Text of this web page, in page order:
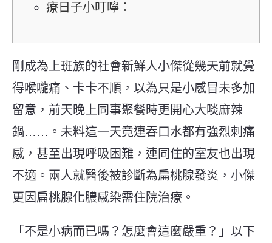
療日子小叮嚀：
剛成為上班族的社會新鮮人小傑從幾天前就覺
得喉嚨痛、卡卡不順，以為只是小感冒未多加
留意，前天晚上同事聚餐時更開心大啖麻辣
鍋……。未料這一天竟連吞口水都有強烈刺痛
感，甚至出現呼吸困難，連同住的室友也出現
不適。兩人就醫後被診斷為扁桃腺發炎，小傑
更因扁桃腺化膿感染需住院治療。
「不是小病而已嗎？怎麼會這麼嚴重？」以下